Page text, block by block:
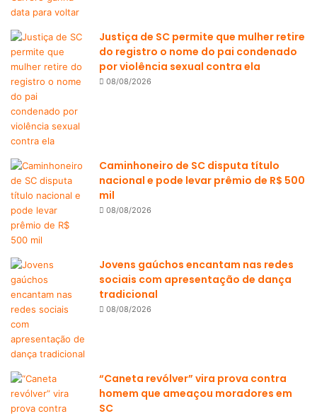
Justiça de SC permite que mulher retire
do registro o nome do pai condenado
por violência sexual contra ela
08/08/2026
Caminhoneiro de SC disputa título
nacional e pode levar prêmio de R$ 500
mil
08/08/2026
Jovens gaúchos encantam nas redes
sociais com apresentação de dança
tradicional
08/08/2026
“Caneta revólver” vira prova contra
homem que ameaçou moradores em
SC